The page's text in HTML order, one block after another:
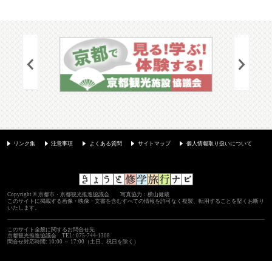
リンク集 注意事項 よくある質問 サイトマップ 個人情報取り扱いについて
Copyright © 京都市・京都観光推進協議会 写真協力：横山健蔵
このサイトに掲載する画像・映像・文書を含むすべての情報を許可なく複製、転用することを堅くお断り
いたします。
このサイト全般に関するお問合せ先
京都観光推進協議会
TEL: 075-744-1308
問合せ対応時間: 10:00 ～ 17:00（土日、祝日を除く）